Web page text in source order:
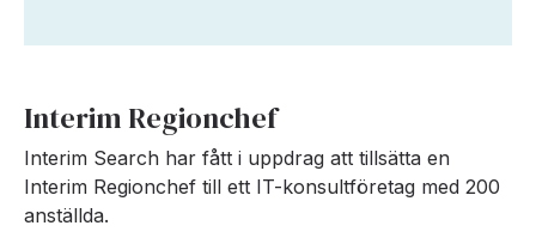
Interim Regionchef
Interim Search har fått i uppdrag att tillsätta en
Interim Regionchef till ett IT-konsultföretag med 200
anställda.